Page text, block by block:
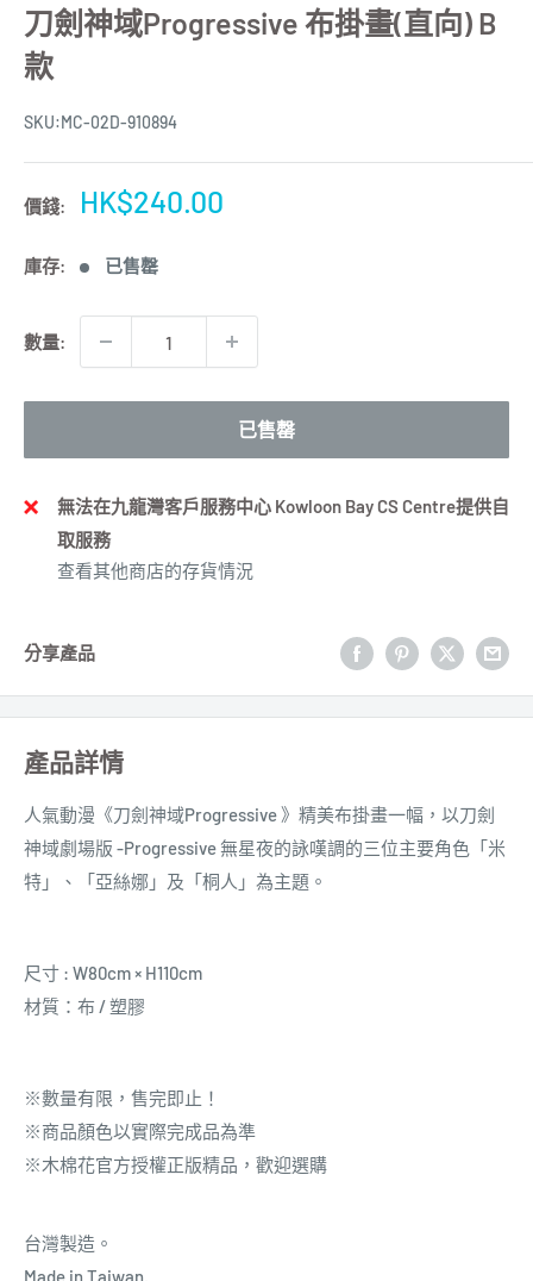
刀劍神域Progressive 布掛畫(直向) B
款
SKU:MC-02D-910894
價錢:
特
HK$240.00
庫存: 已售罄
數量:
已售罄
無法在九龍灣客戶服務中心 Kowloon Bay CS Centre提供自
取服務
查看其他商店的存貨情況
分享產品
產品詳情
人氣動漫《刀劍神域Progressive 》精美布掛畫一幅， 以刀劍
神域劇場版 -Progressive 無星夜的詠嘆調的三位主要角色「米
特」、「亞絲娜」及「桐人」 為主題。
尺寸 : W80cm × H110cm
材質：布 / 塑膠
※數量有限，售完即止！
※商品顏色以實際完成品為準
※木棉花官方授權正版精品，歡迎選購
台灣製造。
Made in Taiwan.